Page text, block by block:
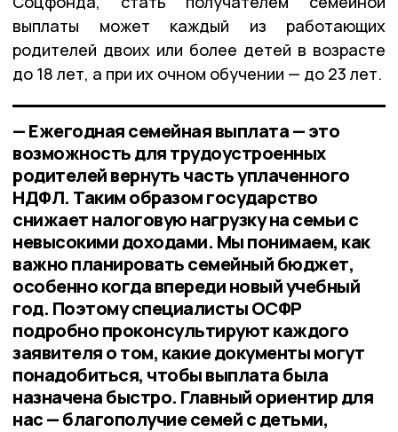
выплаты может каждый из работающих
родителей двоих или более детей в возрасте
до 18 лет, а при их очном обучении — до 23 лет.
— Ежегодная семейная выплата — это
возможность для трудоустроенных
родителей вернуть часть уплаченного
НДФЛ. Таким образом государство
снижает налоговую нагрузку на семьи с
невысокими доходами. Мы понимаем, как
важно планировать семейный бюджет,
особенно когда впереди новый учебный
год. Поэтому специалисты ОСФР
подробно проконсультируют каждого
заявителя о том, какие документы могут
понадобиться, чтобы выплата была
назначена быстро. Главный ориентир для
нас — благополучие семей с детьми,